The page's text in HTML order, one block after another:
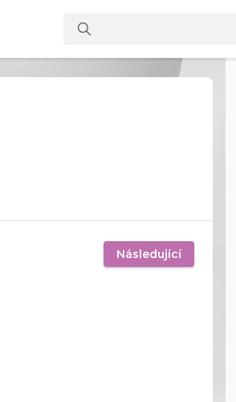
Vyhledat kurzy
Následující